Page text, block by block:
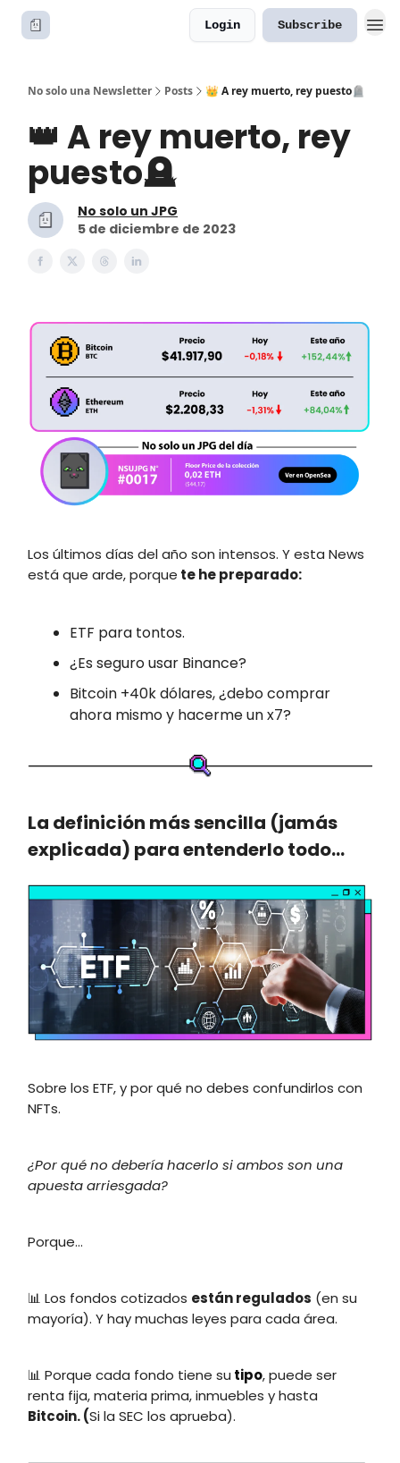
Login Subscribe
No solo una Newsletter Posts 👑 A rey muerto, rey puesto🪦
👑 A rey muerto, rey
puesto🪦
No solo un JPG
5 de diciembre de 2023
Los últimos días del año son intensos. Y esta News
está que arde, porque te he preparado:
ETF para tontos.
¿Es seguro usar Binance?
Bitcoin +40k dólares, ¿debo comprar
ahora mismo y hacerme un x7?
La definición más sencilla (jamás
explicada) para entenderlo todo…
Sobre los ETF, y por qué no debes confundirlos con
NFTs.
¿Por qué no debería hacerlo si ambos son una
apuesta arriesgada?
Porque…
📊 Los fondos cotizados están regulados (en su
mayoría). Y hay muchas leyes para cada área.
📊 Porque cada fondo tiene su tipo, puede ser
renta fija, materia prima, inmuebles y hasta
Bitcoin. (Si la SEC los aprueba).